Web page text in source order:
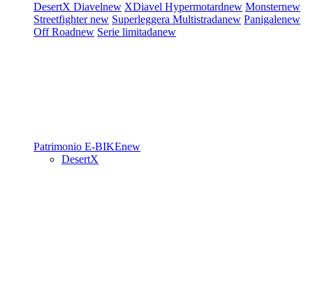
DesertX Diavelnew XDiavel Hypermotardnew Monsternew
Streetfighternew Superleggera Multistradanew Panigalenew
Off Roadnew Serie limitadanew
Patrimonio E-BIKEnew
DesertX